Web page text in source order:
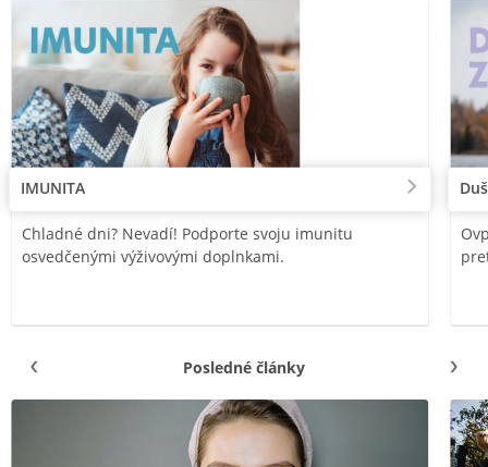
IMUNITA
Chladné dni? Nevadí! Podporte svoju imunitu
osvedčenými výživovými doplnkami.
Posledné články